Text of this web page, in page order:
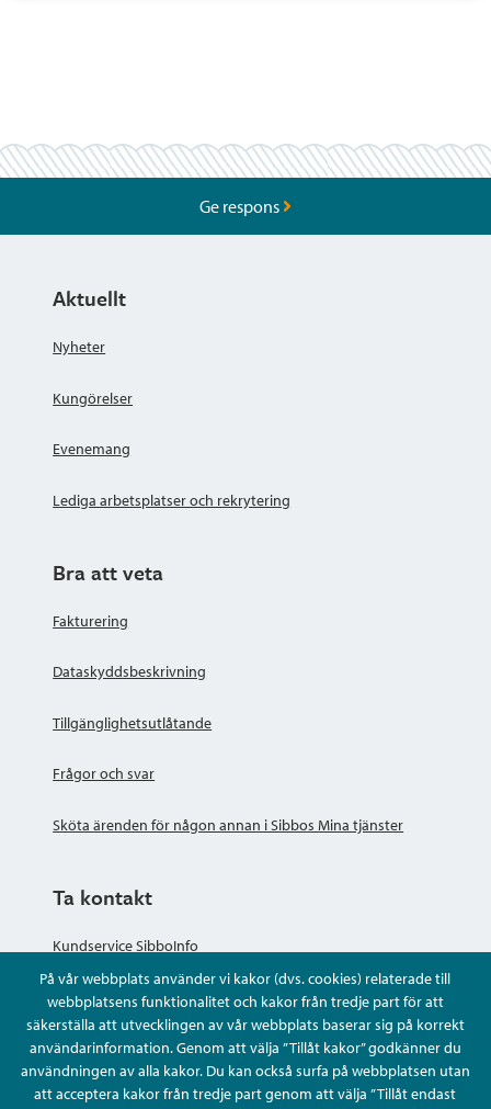
På vår webbplats använder vi kakor (dvs. cookies) relaterade till
webbplatsens funktionalitet och kakor från tredje part för att
säkerställa att utvecklingen av vår webbplats baserar sig på korrekt
användarinformation. Genom att välja ”Tillåt kakor” godkänner du
användningen av alla kakor. Du kan också surfa på webbplatsen utan
att acceptera kakor från tredje part genom att välja ”Tillåt endast
Ge respons
Aktuellt
Nyheter
Kungörelser
Evenemang
Lediga arbetsplatser och rekrytering
Bra att veta
Fakturering
Dataskyddsbeskrivning
Tillgänglighetsutlåtande
Frågor och svar
Sköta ärenden för någon annan i Sibbos Mina tjänster
Ta kontakt
Kundservice SibboInfo
Ge anonym respons
Ställ en fråga eller sköta ditt ärende
Kontaktuppgifter